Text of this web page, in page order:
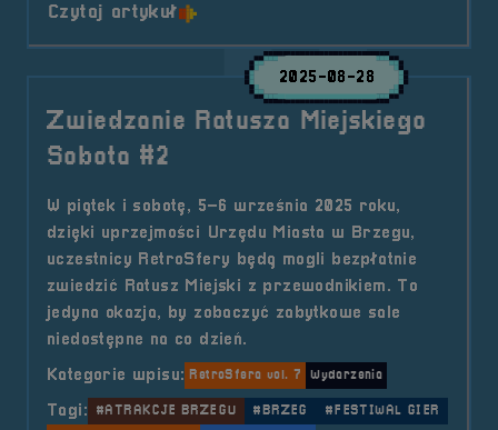
Czytaj artykuło tytule Zwiedzanie Ratusza
2025-08-28
Zwiedzanie Ratusza Miejskiego
Sobota #2
W piątek i sobotę, 5–6 września 2025 roku,
dzięki uprzejmości Urzędu Miasta w Brzegu,
uczestnicy RetroSfery będą mogli bezpłatnie
zwiedzić Ratusz Miejski z przewodnikiem. To
jedyna okazja, by zobaczyć zabytkowe sale
niedostępne na co dzień.
Kategorie wpisu: RetroSfera vol. 7 Wydarzenia
Tagi: #ATRAKCJE BRZEGU #BRZEG
#FESTIWAL GIER